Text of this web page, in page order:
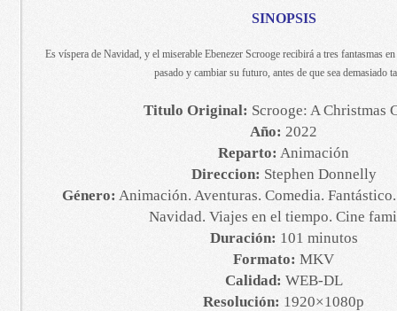
SINOPSIS
Es víspera de Navidad, y el miserable Ebenezer Scrooge recibirá a tres fantasmas
pasado y cambiar su futuro, antes de que sea demasiado
Titulo Original: Scrooge: A Christmas
Año: 2022
Reparto: Animación
Direccion: Stephen Donnelly
Género: Animación. Aventuras. Comedia.
Navidad. Viajes en el tiempo. Cine
Duración: 101 minutos
Formato: MKV
Calidad: WEB-DL
Resolución: 1920×1080p